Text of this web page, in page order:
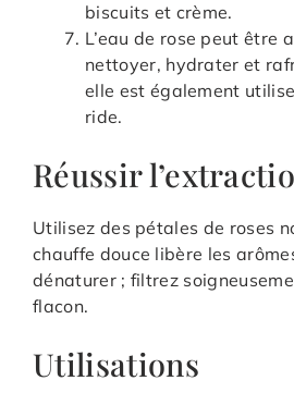
biscuits et crème.
L’eau de rose peut être
nettoyer, hydrater et
elle est également
ride.
Réussir
Utilisez des pétales de roses
chauffe douce libère les
dénaturer ; filtrez
flacon.
Utilisations